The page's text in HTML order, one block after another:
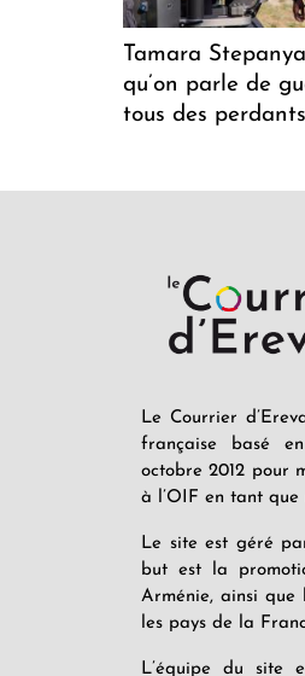
Tamara
qu’on parle de
tous des
Le Courrier
française basé
octobre 2012 pour
à l’OIF en tant
Le site est géré
but est la
Arménie, ainsi que
les pays de la
L’équipe du site